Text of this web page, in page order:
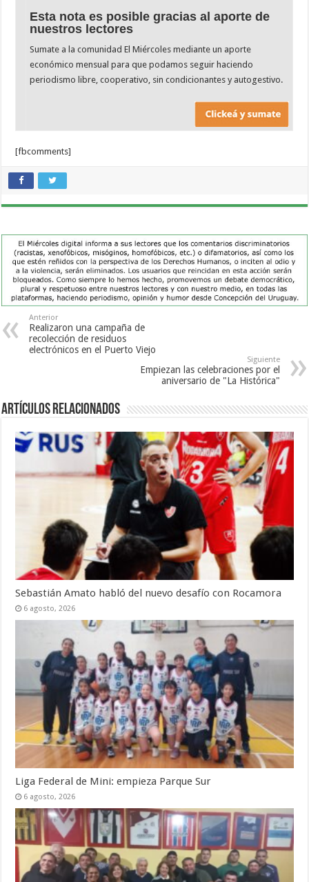
Esta nota es posible gracias al aporte de
nuestros lectores
Sumate a la comunidad El Miércoles mediante un aporte
económico mensual para que podamos seguir haciendo
periodismo libre, cooperativo, sin condicionantes y autogestivo.
[fbcomments]
Anterior
Realizaron una campaña de
recolección de residuos
electrónicos en el Puerto Viejo
Siguiente
Empiezan las celebraciones por el
aniversario de "La Histórica"
Artículos Relacionados
Sebastián Amato habló del nuevo desafío con Rocamora
6 agosto, 2026
Liga Federal de Mini: empieza Parque Sur
6 agosto, 2026